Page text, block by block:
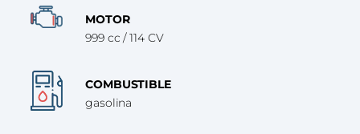
MOTOR
999 cc / 114 CV
COMBUSTIBLE
gasolina